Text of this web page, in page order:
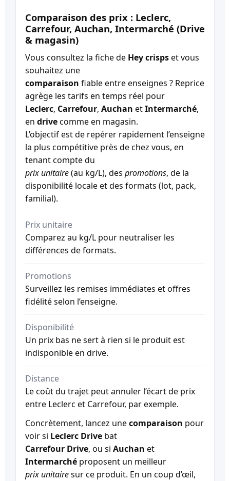
Comparaison des prix : Leclerc,
Carrefour, Auchan, Intermarché (Drive
& magasin)
Vous consultez la fiche de Hey crispset vous
souhaitez une
comparaison fiable entre enseignes ? Reprice
agrège les tarifs en temps réel pour
Leclerc, Carrefour, Auchan etIntermarché,
en drivecomme en magasin.
L’objectif est de repérer rapidement l’enseigne
la plus compétitive près de chez vous, en
tenant compte du
prix unitaire(au kg/L), des promotions, de la
disponibilité locale et des formats (lot, pack,
familial).
Prix unitaire
Comparez au kg/L pour neutraliser les
différences de formats.
Promotions
Surveillez les remises immédiates et offres
fidélité selon l’enseigne.
Disponibilité
Un prix bas ne sert à rien si le produit est
indisponible en drive.
Distance
Le coût du trajet peut annuler l’écart de prix
entre Leclerc et Carrefour, par exemple.
Concrètement, lancez unecomparaison pour
voir si Leclerc Drive bat
Carrefour Drive, ou si Auchan et
Intermarché proposent un meilleur
prix unitairesur ce produit. En un coup d’œil,